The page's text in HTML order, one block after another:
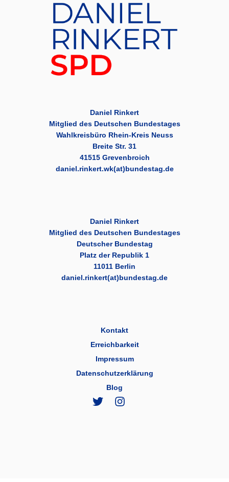
Daniel Rinkert
Mitglied des Deutschen Bundestages
Wahlkreisbüro Rhein-Kreis Neuss
Breite Str. 31
41515 Grevenbroich
daniel.rinkert.wk(at)bundestag.de
Daniel Rinkert
Mitglied des Deutschen Bundestages
Deutscher Bundestag
Platz der Republik 1
11011 Berlin
daniel.rinkert(at)bundestag.de
Kontakt
Erreichbarkeit
Impressum
Datenschutzerklärung
Blog